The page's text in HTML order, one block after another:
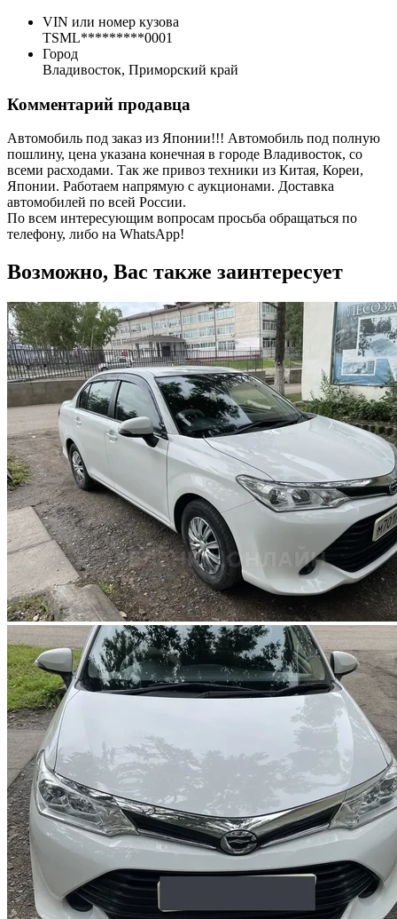
VIN или номер кузова
TSML*********0001
Город
Владивосток, Приморский край
Комментарий продавца
Автомобиль под заказ из Японии!!! Автомобиль под полную
пошлину, цена указана конечная в городе Владивосток, со
всеми расходами. Так же привоз техники из Китая, Кореи,
Японии. Работаем напрямую с аукционами. Доставка
автомобилей по всей России.
По всем интересующим вопросам просьба обращаться по
телефону, либо на WhatsApp!
Возможно, Вас также заинтересует